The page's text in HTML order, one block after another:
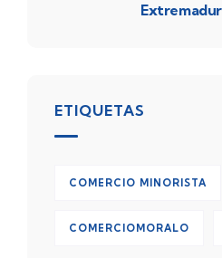
ETIQUETAS
COMERCIO MINORISTA
COMERCIOMORALO